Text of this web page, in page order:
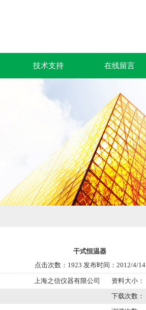
技术支持 在线留言
干式恒温器
点击次数：1923 发布时间：2012/4/14
上海之信仪器有限公司 资料大小：
下载次数：